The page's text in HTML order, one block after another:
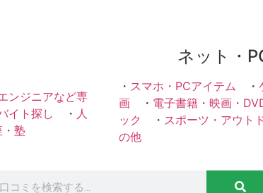
ンジニアなど専
イト探し ・ 人
・塾
ネット・
・ スマホ・PCアイテム ・
画 ・ 電子書籍・映画・
ック
・ スポーツ・アウト
の他